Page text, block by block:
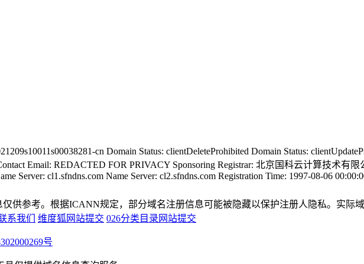
cn Domain Status: clientDeleteProhibited Domain Status:
Email: REDACTED FOR PRIVACY Sponsoring Registrar: 北京国科云计算技术有
Server: cl1.sfndns.com Name Server: cl2.sfndns.com Registration Time: 1997-08-06
供参考。根据ICANN规定，部分域名注册信息可能被隐藏以保护注册人隐私。实际
系我们 维度狐网站提交 026分类目录网站提交
号